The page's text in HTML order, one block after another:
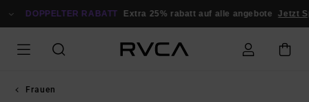
ZUR
DOPPELTER RABATT Extra 25% rabatt auf alle angebote Jetzt
Frauen